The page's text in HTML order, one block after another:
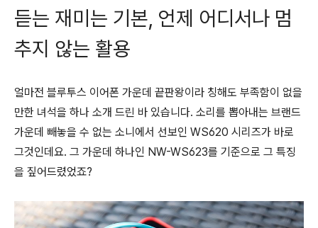
듣는 재미는 기본, 언제 어디서나 멈
추지 않는 활용
얼마전 블루투스 이어폰 가운데 끝판왕이라 칭해도 부족함이 없을
만한 녀석을 하나 소개 드린 바 있습니다. 소리를 뽑아내는 브랜드
가운데 빼놓을 수 없는 소니에서 선보인 WS620 시리즈가 바로
그것인데요. 그 가운데 하나인 NW-WS623를 기준으로 그 특징
을 짚어드렸었죠?